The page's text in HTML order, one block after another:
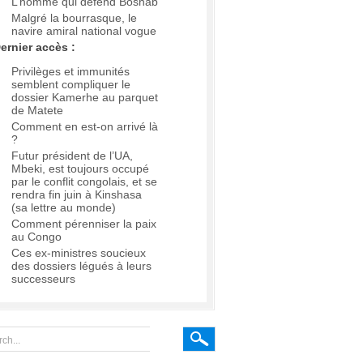
Malgré la bourrasque, le
navire amiral national vogue
accès :
Privilèges et immunités
semblent compliquer le
dossier Kamerhe au parquet
de Matete
Comment en est-on arrivé là
?
Futur président de l’UA,
Mbeki, est toujours occupé
par le conflit congolais, et se
rendra fin juin à Kinshasa
(sa lettre au monde)
Comment pérenniser la paix
au Congo
Ces ex-ministres soucieux
des dossiers légués à leurs
successeurs